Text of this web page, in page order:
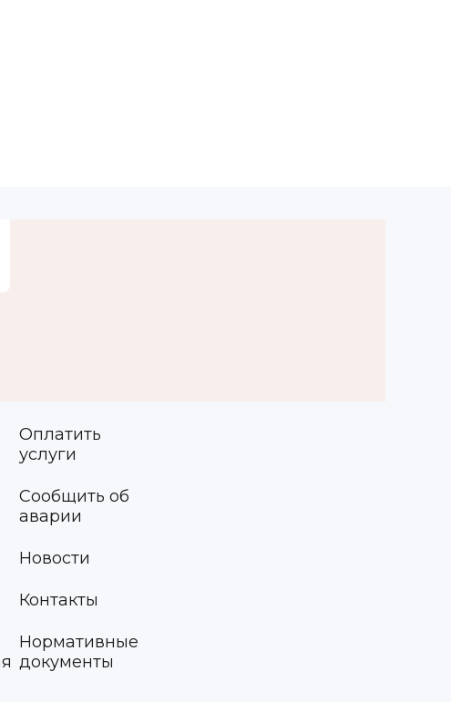
Оплатить
услуги
Сообщить об
аварии
Новости
Контакты
Нормативные
документы